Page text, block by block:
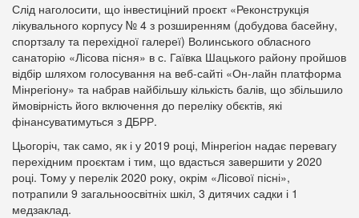
Слід наголосити, що інвестиціний проєкт «Реконструкція
лікувального корпусу № 4 з розширенням (добудова басейну,
спортзалу та перехідної галереї) Волинського обласного
санаторію «Лісова пісня» в с. Гаївка Шацького району пройшов
відбір шляхом голосування на веб-сайті «Он-лайн платформа
Мінрегіону» та набрав найбільшу кількість балів, що збільшило
ймовірність його включення до переліку обєктів, які
фінансуватимуться з ДБРР.
Цьогоріч, так само, як і у 2019 році, Мінрегіон надає перевагу
перехідним проєктам і тим, що вдасться завершити у 2020
році. Тому у перелік 2020 року, окрім «Лісової пісні»,
потрапили 9 загальноосвітніх шкіл, 3 дитячих садки і 1
медзаклад.